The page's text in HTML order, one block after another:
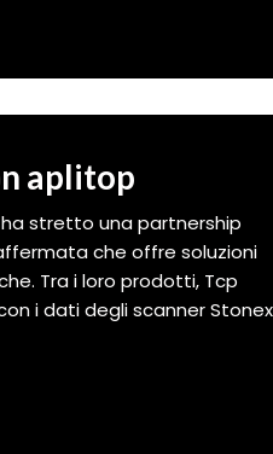
aplitop
stretto una partnership
che offre soluzioni
Tra i loro prodotti, Tcp
i dati degli scanner Stonex